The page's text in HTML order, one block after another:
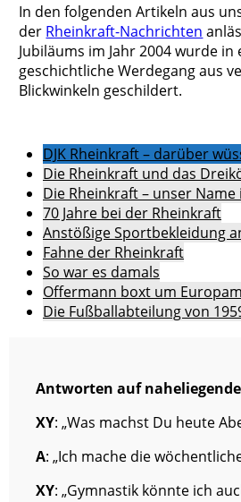
In den folgenden Artikeln aus
der Rheinkraft-Nachrichten
Jubiläums im Jahr 2004 wurde
geschichtliche Werdegang aus
Blickwinkeln geschildert.
DJK Rheinkraft – darüber
Die Rheinkraft und das
Die Rheinkraft – unser
70 Jahre bei der Rheinkraft
Anstößige Sportbekleidung
Fahne der Rheinkraft
So war es damals
Offermann boxt um
Die Fußballabteilung von
Antworten auf
XY: „Was machst Du heute
A: „Ich mache die
XY: „Gymnastik könnte ich